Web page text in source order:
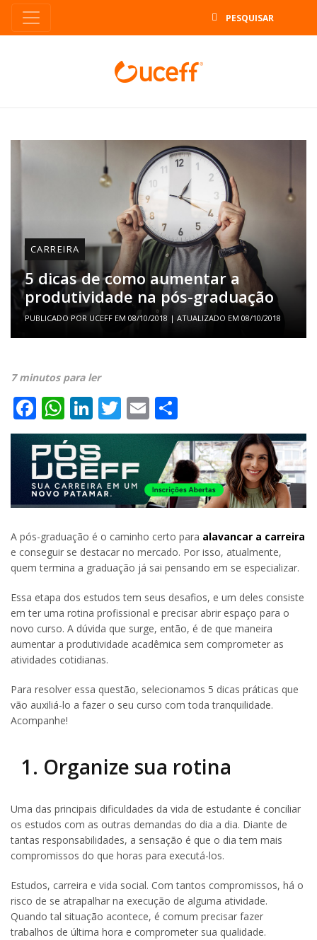
CARREIRA
5 dicas de como aumentar a
produtividade na pós-graduação
PUBLICADO POR UCEFF EM 08/10/2018 | ATUALIZADO EM 08/10/2018
7 minutos para ler
Facebook
WhatsApp
LinkedIn
Twitter
Email
A pós-graduação é o caminho certo para alavancar a carreira
e conseguir se destacar no mercado. Por isso, atualmente,
quem termina a graduação já sai pensando em se especializar.
Essa etapa dos estudos tem seus desafios, e um deles consiste
em ter uma rotina profissional e precisar abrir espaço para o
novo curso. A dúvida que surge, então, é de que maneira
aumentar a produtividade acadêmica sem comprometer as
atividades cotidianas.
Para resolver essa questão, selecionamos 5 dicas práticas que
vão auxiliá-lo a fazer o seu curso com toda tranquilidade.
Acompanhe!
1. Organize sua rotina
Uma das principais dificuldades da vida de estudante é conciliar
os estudos com as outras demandas do dia a dia. Diante de
tantas responsabilidades, a sensação é que o dia tem mais
compromissos do que horas para executá-los.
Estudos, carreira e vida social. Com tantos compromissos, há o
risco de se atrapalhar na execução de alguma atividade.
Quando tal situação acontece, é comum precisar fazer
trabalhos de última hora e comprometer sua qualidade.